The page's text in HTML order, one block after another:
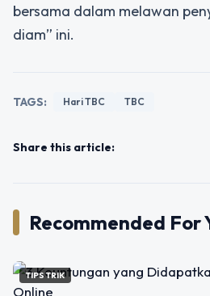
bersama dalam melawan
diam” ini.
TAGS: Hari TBC TBC
Share this article:
Recommended For
TIPS TRIK